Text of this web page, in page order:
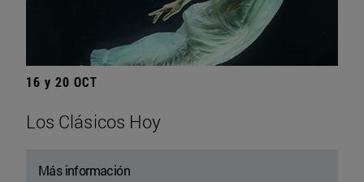
16 y 20 OCT
Los Clásicos Hoy
Más información